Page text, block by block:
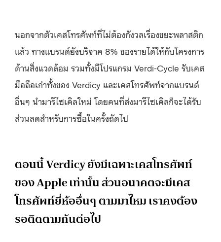
นอกจากตัวเคสโทรศัพท์ที่ไม่ต้องกังวลเรื่องขยะพลาสติก
แล้ว ทางแบรนด์ยังบริจาค 8% ของรายได้ให้กับโครงการ
ด้านสิ่งแวดล้อม รวมทั้งมีโปรแกรม Verdi-Cycle รับเคส
มือถือเก่าทั้งของ Verdicy และเคสโทรศัพท์จากแบรนด์
อื่นๆ นำมารีไซเคิลใหม่ โดยคนที่ส่งมารีไซเคิลก็จะได้รับ
ส่วนลดสำหรับการซื้อในครั้งถัดไป
ตอนนี้ Verdicy ยังมีเฉพาะเคสโทรศัพท์
ของ Apple เท่านั้น ส่วนอนาคตจะมีเคส
โทรศัพท์ยี่ห้ออื่นๆ ตามมาไหม เราคงต้อง
รอติดตามกันต่อไป